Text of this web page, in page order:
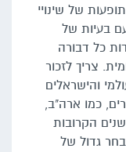
של שינויי
בעיות של
כל דבורה
צריך לזכור
והישראלים
כמו ארה"ב,
הקרובות
גדול של